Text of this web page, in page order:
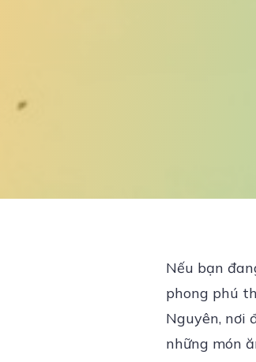
Nếu bạn
phong phú
Nguyên, nơi
những món